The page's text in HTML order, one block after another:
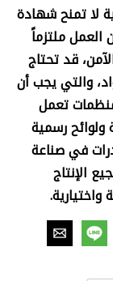
لا تمنح شهادة
العمل ملتزماً
قد تحتاج
والتي يجب أن
تعمل
رسمية
في صناعة
الإنتاج